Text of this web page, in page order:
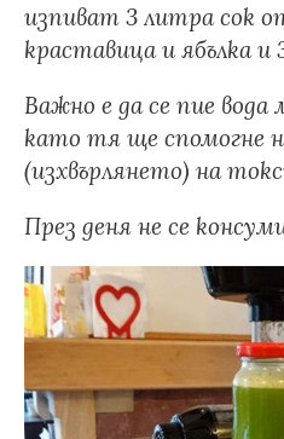
изпиват 3 литра сок
краставица и ябълка и
Важно е да се пие
като тя ще спомогне
(изхвърлянето) на
През деня не се